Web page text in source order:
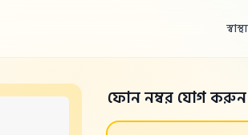
ফোন নম্বর যোগ করুন